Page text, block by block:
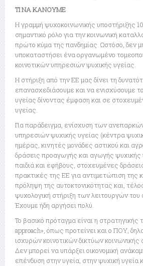
ΤΙ ΝΑ ΚΑΝΟΥΜΕ
Η γραμμή ψυχοκοινωνικής υποστήριξης
σημαντικό ρόλο για την κοινωνική
πρώτο κύμα της πανδημίας. Ωστόσο, δεν
υποκαταστήσει ένα οργανωμένο
κοινοτικών υπηρεσιών ψυχικής υγείας.
Η στήριξη από την ΕΕ μας δίνει τη
επανασχεδιάσουμε και να ενισχύσουμε
υγείας δίνοντας έμφαση και σε
υγείας.
Για παράδειγμα, ενίσχυση των
υπηρεσιών ψυχικής υγείας (κέντρα
ημέρας, κινητές μονάδες αστικού και
δράσεις προαγωγής και αγωγής ψυχικής
παιδιά και εφήβους, στοχευμένες
πρακτικές της ΕΕ για αντιμετώπιση της
πρόληψη της αυτοκτονικότητας και,
ψυχολογική στήριξη των λειτουργών του
Έχουμε ήδη αργήσει πολύ.
Το βασικό πρόταγμα είναι η
approach», όπως προτείνει και ο ΠΟΥ,
ισχυρών κοινοτικών δικτύων κοινωνικής
Δεν μπορεί να υπάρξει οικονομική
επένδυση στην υγεία, στην ψυχική υγεία